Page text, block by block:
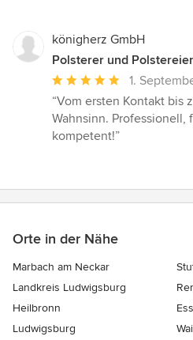
königherz GmbH
Polsterer und
Durchschnittliche
Bewertung:
5
von
1.
“Vom ersten Kontakt bis
Wahnsinn.
kompetent!”
Orte in der Nähe
Marbach am Neckar
Landkreis Ludwigsburg
Heilbronn
Ludwigsburg